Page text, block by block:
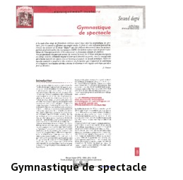
Gymnastique de spectacle